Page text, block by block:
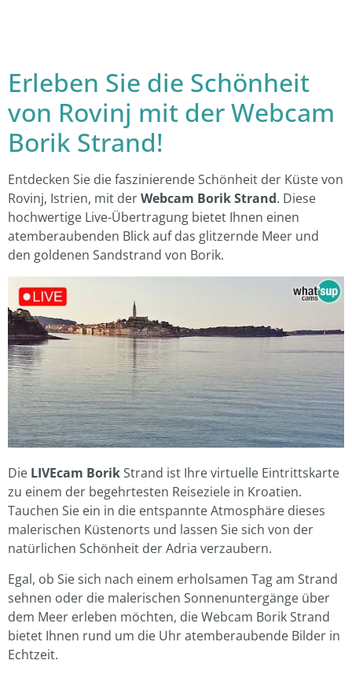
Erleben Sie die Schönheit
von Rovinj mit der Webcam
Borik Strand!
Entdecken Sie die faszinierende Schönheit der Küste von
Rovinj, Istrien, mit derWebcam Borik Strand. Diese
hochwertige Live-Übertragung bietet Ihnen einen
atemberaubenden Blick auf das glitzernde Meer und
den goldenen Sandstrand von Borik.
Die LIVEcam BorikStrand ist Ihre virtuelle Eintrittskarte
zu einem der begehrtesten Reiseziele in Kroatien.
Tauchen Sie ein in die entspannte Atmosphäre dieses
malerischen Küstenorts und lassen Sie sich von der
natürlichen Schönheit der Adria verzaubern.
Egal, ob Sie sich nach einem erholsamen Tag am Strand
sehnen oder die malerischen Sonnenuntergänge über
dem Meer erleben möchten, die Webcam Borik Strand
bietet Ihnen rund um die Uhr atemberaubende Bilder in
Echtzeit.